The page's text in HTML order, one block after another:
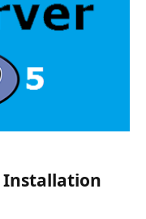
Installation